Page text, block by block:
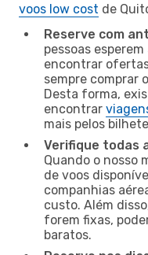
voos low cost de
Reserve com
pessoas
encontrar
sempre comprar
Desta forma,
encontrar
mais pelos
Verifique todas
Quando o nosso
de voos
companhias
custo. Além
forem fixas,
baratos.